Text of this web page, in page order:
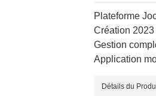
Plateforme
Création 2023
Gestion
Application
Détails du